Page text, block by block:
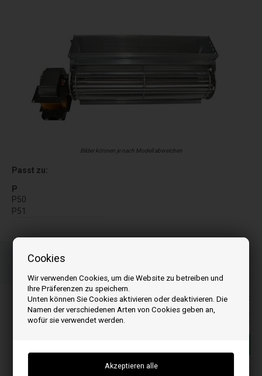
Cookies
Wir verwenden Cookies, um die Website zu betreiben und
Ihre Präferenzen zu speichern.
Unten können Sie Cookies aktivieren oder deaktivieren. Die
Namen der verschiedenen Arten von Cookies geben an,
wofür sie verwendet werden.
Bilder können je nach Modell abweichen
Passt zu:
P
P50
P51
Schnelle Lieferung - Paketnummer an E-Mail
Ihre Bestellung wird versendet mandag
Alle Preise inkl. MwSt
70,00 EUR
Auf lager